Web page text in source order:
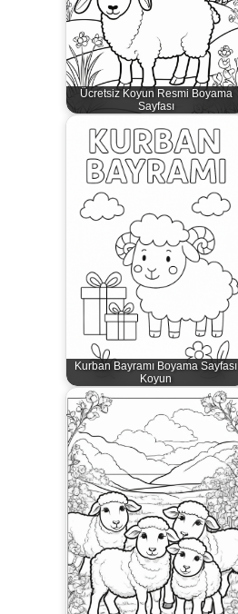
Ücretsiz Koyun Resmi Boyama
Sayfası
Kurban Bayramı Boyama Sayfası
Koyun